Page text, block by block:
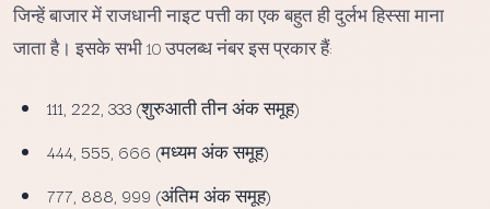
जिन्हें बाजार में राजधानी नाइट पत्ती का एक बहुत ही दुर्लभ हिस्सा माना
जाता है। इसके सभी 10 उपलब्ध नंबर इस प्रकार हैं:
111, 222, 333 (शुरुआती तीन अंक समूह)
444, 555, 666 (मध्यम अंक समूह)
777, 888, 999 (अंतिम अंक समूह)